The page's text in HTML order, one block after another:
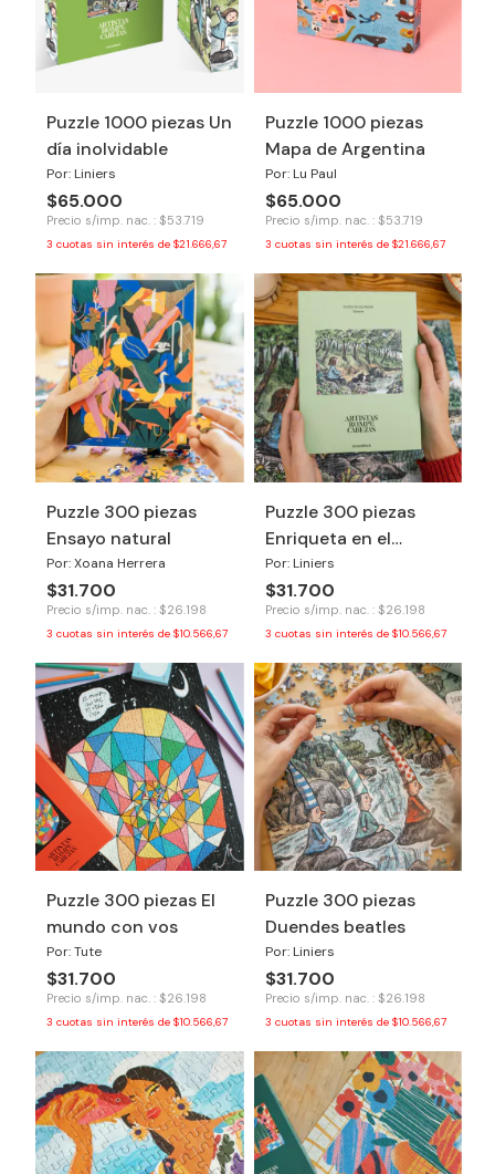
Puzzle 1000 piezas Un
día inolvidable
Por: Liniers
$65.000
Precio s/imp. nac. : $53.719
3 cuotas sin interés de $21.666,67
Puzzle 1000 piezas
Mapa de Argentina
Por: Lu Paul
$65.000
Precio s/imp. nac. : $53.719
3 cuotas sin interés de $21.666,67
Puzzle 300 piezas
Ensayo natural
Por: Xoana Herrera
$31.700
Precio s/imp. nac. : $26.198
3 cuotas sin interés de $10.566,67
Puzzle 300 piezas
Enriqueta en el
bosque
Por: Liniers
$31.700
Precio s/imp. nac. : $26.198
3 cuotas sin interés de $10.566,67
Puzzle 300 piezas El
mundo con vos
Por: Tute
$31.700
Precio s/imp. nac. : $26.198
3 cuotas sin interés de $10.566,67
Puzzle 300 piezas
Duendes beatles
Por: Liniers
$31.700
Precio s/imp. nac. : $26.198
3 cuotas sin interés de $10.566,67